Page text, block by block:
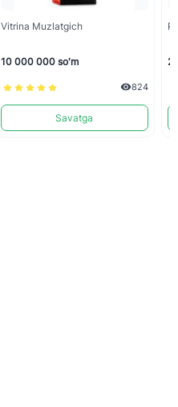
Vitrina Muzlatgich
10 000 000 so'm
824
Savatga